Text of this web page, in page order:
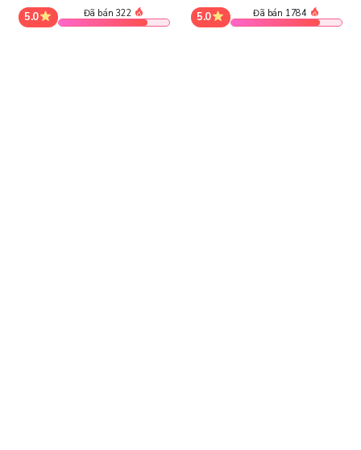
5.0 Đã bán 322 5.0 Đã bán 1784